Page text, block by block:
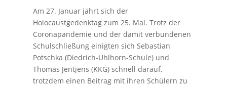
Am 27. Januar jährt sich der
Holocaustgedenktag zum 25. Mal. Trotz der
Coronapandemie und der damit verbundenen
Schulschließung einigten sich Sebastian
Potschka (Diedrich-Uhlhorn-Schule) und
Thomas Jentjens (KKG) schnell darauf,
trotzdem einen Beitrag mit ihren Schülern zu